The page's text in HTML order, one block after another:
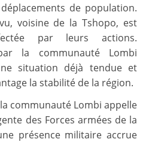
de population.
voisine de la Tshopo, est
par leurs actions.
la communauté Lombi
situation déjà tendue et
la stabilité de la région.
communauté Lombi appelle
des Forces armées de la
présence militaire accrue